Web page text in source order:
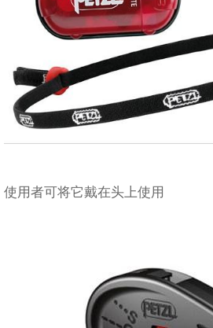
使用者可将它戴在头上使用